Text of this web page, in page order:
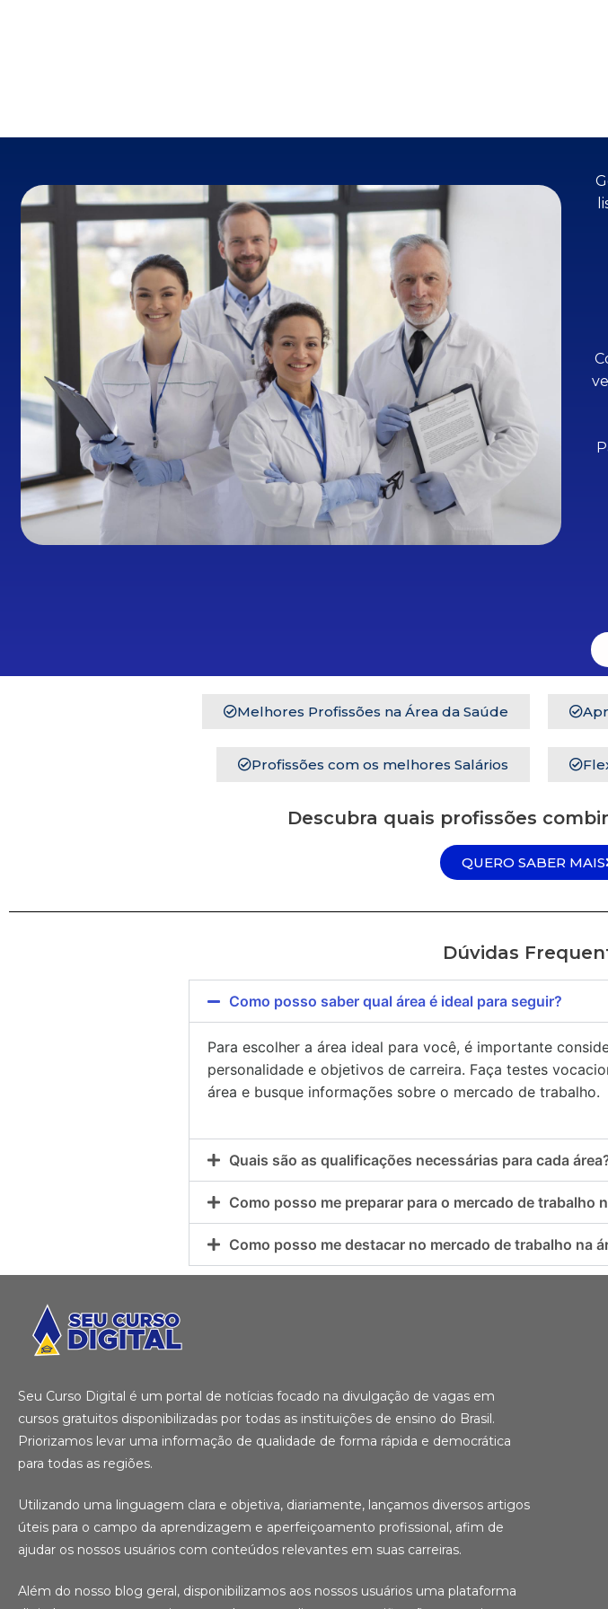
Melhores Profissões na Área da Saúde
Profissões com os melhores Salários
Descubra quais profissões
QUERO SABER MAIS
Dúvidas
Como posso saber qual área é ideal para seguir?
Para escolher a área ideal para você, é importante
personalidade e objetivos de carreira. Faça testes
área e busque informações sobre o mercado de trabalho.
Quais são as qualificações necessárias para cada
Como posso me preparar para o mercado de trabalho
Como posso me destacar no mercado de trabalho na
Seu Curso Digital é um portal de notícias focado na divulgação de vagas em
cursos gratuitos disponibilizadas por todas as instituições de ensino do Brasil.
Priorizamos levar uma informação de qualidade de forma rápida e democrática
para todas as regiões.
Utilizando uma linguagem clara e objetiva, diariamente, lançamos diversos artigos
úteis para o campo da aprendizagem e aperfeiçoamento profissional, afim de
ajudar os nossos usuários com conteúdos relevantes em suas carreiras.
Além do nosso blog geral, disponibilizamos aos nossos usuários uma plataforma